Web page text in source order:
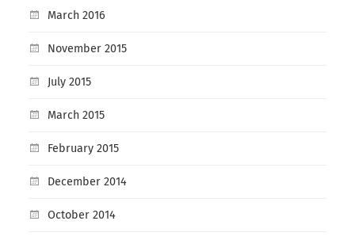
March 2016
November 2015
July 2015
March 2015
February 2015
December 2014
October 2014